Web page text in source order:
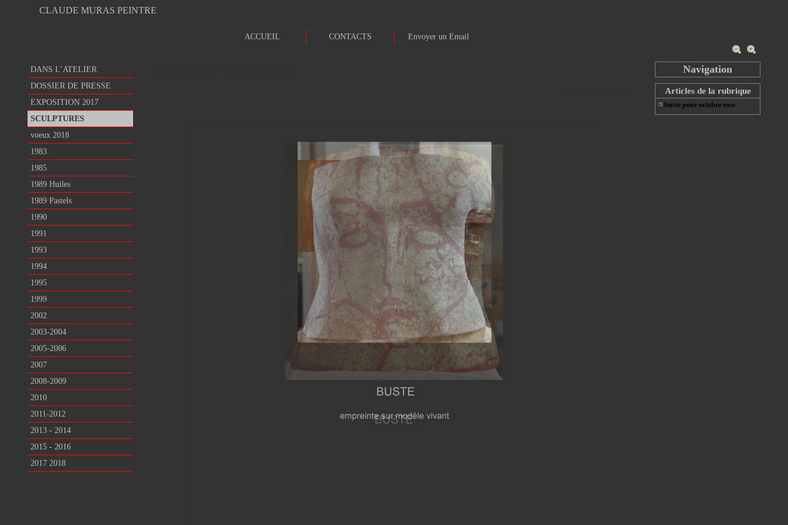
CLAUDE MURAS PEINTRE
ACCUEIL CONTACTS Envoyer un Email
DANS L’ATELIER
DOSSIER DE PRESSE
EXPOSITION 2017
SCULPTURES
voeux 2018
1983
1985
1989 Huiles
1989 Pastels
1990
1991
1993
1994
1995
1999
2002
2003-2004
2005-2006
2007
2008-2009
2010
2011-2012
2013 - 2014
2015 - 2016
2017 2018
Navigation
Articles de la rubrique
buste pour octobre rose